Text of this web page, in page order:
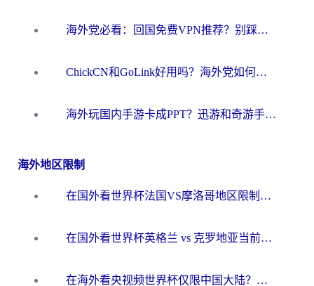
海外党必看：回国免费VPN推荐？别踩坑！教你选对加速器无缝刷国内资源
ChickCN和GoLink好用吗？海外党如何选对回国加速器
海外玩国内手游卡成PPT？迅游和奇游手游哪个好？一篇讲透回国加速器怎么选
海外地区限制
在国外看世界杯法国VS摩洛哥地区限制？这篇指南让你流畅看中文解说无压力
在国外看世界杯英格兰 vs 克罗地亚当前地区不可播放？这篇指南帮你搞定所有海外观赛难题
在海外看央视频世界杯仅限中国大陆？这篇指南帮你解锁中文解说+无卡顿直播